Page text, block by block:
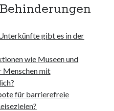
gibt es in der
wie Museen und
Menschen mit
für barrierefreie